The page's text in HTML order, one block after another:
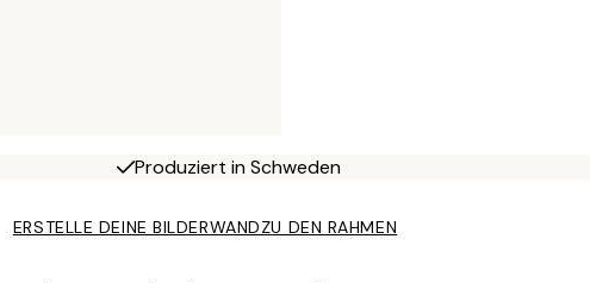
Produziert in Schweden
ERSTELLE DEINE BILDERWANDZU DEN RAHMEN